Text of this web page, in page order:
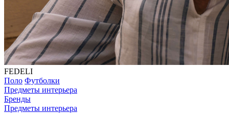
FEDELI
Поло Футболки
Предметы интерьера
Бренды
Предметы интерьера